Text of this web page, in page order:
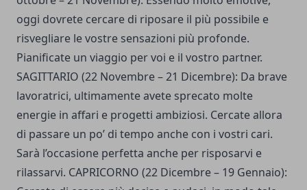
oggi dovrete cercare di riposare il più possibile e
risvegliare le vostre sensazioni più profonde.
Pianificate un viaggio per voi e il vostro partner.
SAGITTARIO (22 Novembre – 21 Dicembre): Da brave
lavoratrici, ultimamente avete sprecato molte
energie in affari e progetti ambiziosi. Cercate allora
di passare un po’ di tempo anche con i vostri cari.
Sarà l’occasione perfetta anche per risposarvi e
rilassarvi. CAPRICORNO (22 Dicembre – 19 Gennaio):